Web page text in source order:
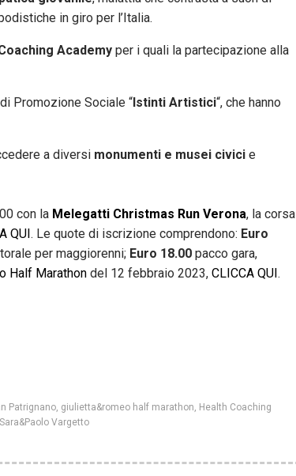
in giro per l’Italia.
Academy per i quali la partecipazione alla
Promozione Sociale “ Istinti Artistici“, che hanno
a diversi monumenti e musei civici e
con la Melegatti Christmas Run Verona, la corsa
QUI . Le quote di iscrizione comprendono: Euro
per maggiorenni; Euro 18.00 pacco gara,
Half Marathon del 12 febbraio 2023, CLICCA QUI .
Patrignano, giulietta&romeo half marathon, Health Coaching
Sara&Paolo Vargetto